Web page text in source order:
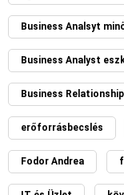
Business Analsyt
Business Analyst
Business
erőforrásbecslés
Fodor Andrea